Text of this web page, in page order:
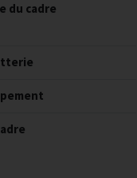
du cadre